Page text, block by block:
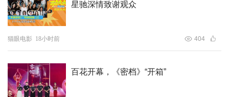
星驰深情致谢观众
猫眼电影 18小时前 404
百花开幕，《密档》“开箱”